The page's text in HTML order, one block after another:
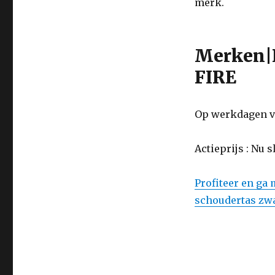
FIRE
Op werkdagen
Actieprijs : Nu
Profiteer en ga
schoudertas